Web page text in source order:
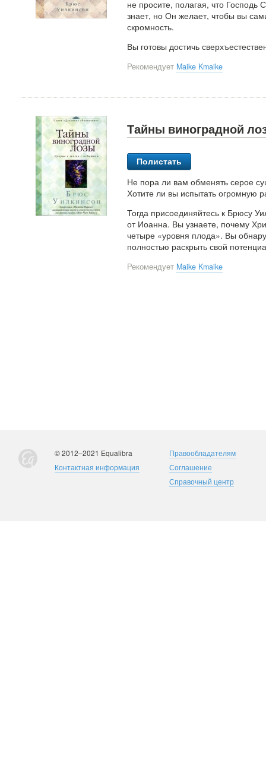
не просите, полагая, что
знает, но Он желает, чтобы вы
скромность.
Вы готовы достичь
Рекомендует Maike Kmaike
Тайны виноградной
Полистать
Не пора ли вам обменять серое
Хотите ли вы испытать огромную
Тогда присоединяйтесь к Брюсу
от Иоанна. Вы узнаете, почему
четыре «уровня плода». Вы
полностью раскрыть свой
Рекомендует Maike Kmaike
© 2012–2021 Equalibra
Контактная информация
Правообладателям
Соглашение
Справочный центр